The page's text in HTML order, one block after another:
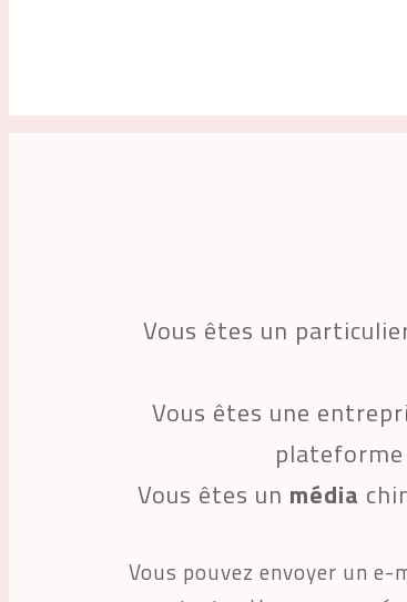
Vous êtes un
Vous êtes une
plateforme
Vous êtes un média